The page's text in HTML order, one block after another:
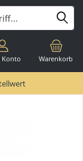
Warenkorb
Konto